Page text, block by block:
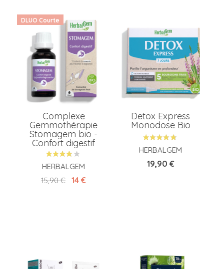
DLUO Courte
Complexe
Gemmothérapie
Stomagem bio -
Confort digestif
HERBALGEM
Prix de base
15,90 € Prix
14 €
Detox Express
Monodose Bio
HERBALGEM
Prix
19,90 €